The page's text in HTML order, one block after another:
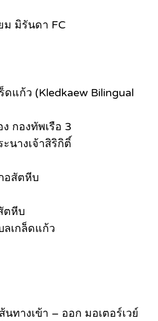
มิรันดา FC
ดแก้ว (Kledkaew Bilingual
กองทัพเรือ 3
นางเจ้าสิริกิติ์
อสัตหีบ
ตหีบ
ลเกล็ดแก้ว
ทางเข้า – ออก มอเตอร์เวย์